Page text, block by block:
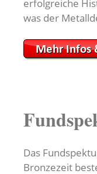
erfolgreiche
was der
Das
Bronzezeit